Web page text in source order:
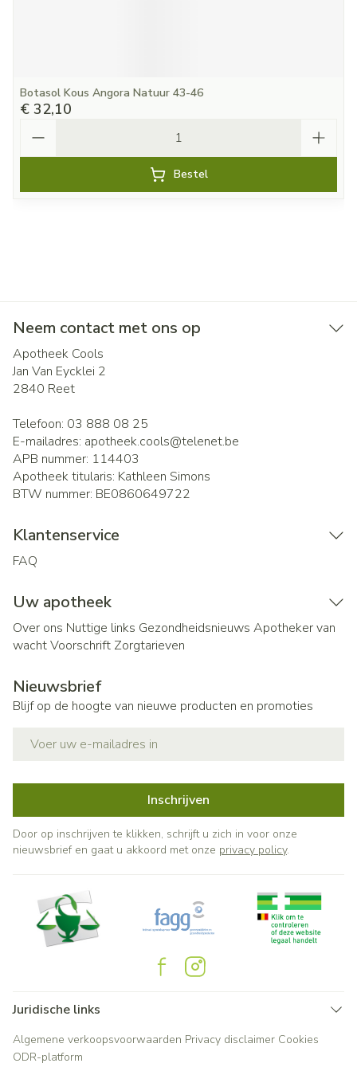
Botasol Kous Angora Natuur 43-46
€ 32,10
Bestel
Neem contact met ons op
Apotheek Cools
Jan Van Eycklei 2
2840 Reet
Telefoon: 03 888 08 25
E-mailadres: apotheek.cools@telenet.be
APB nummer: 114403
Apotheek titularis: Kathleen Simons
BTW nummer: BE0860649722
Klantenservice
FAQ
Uw apotheek
Over ons Nuttige links Gezondheidsnieuws Apotheker van
wachtVoorschrift Zorgtarieven
Nieuwsbrief
Blijf op de hoogte van nieuwe producten en promoties
Inschrijven
Door op inschrijven te klikken, schrijft u zich in voor onze
nieuwsbrief en gaat u akkoord met onze privacy policy.
Juridische links
Algemene verkoopsvoorwaarden Privacy disclaimer Cookies
ODR-platform